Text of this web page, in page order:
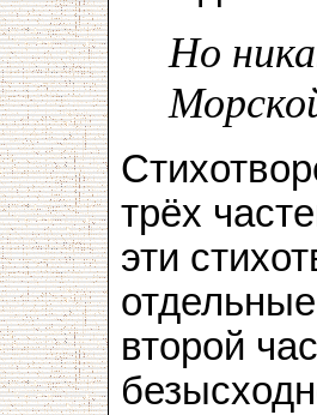
Но
трёх
эти
второй